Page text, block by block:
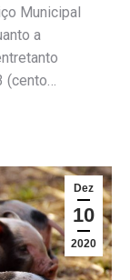
Municipal
a
Dez
10
2020